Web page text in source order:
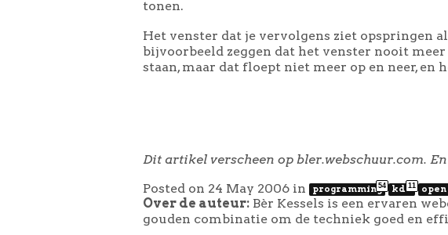
tonen.
Het venster dat je vervolgens ziet opspringen
bijvoorbeeld zeggen dat het venster nooit
staan, maar dat floept niet meer op en neer,
Dit artikel verscheen op bler.webschuur.com.
Posted on 24 May 2006 in programming54 kde11
Over de auteur: Bèr Kessels is een ervaren
gouden combinatie om de techniek goed en